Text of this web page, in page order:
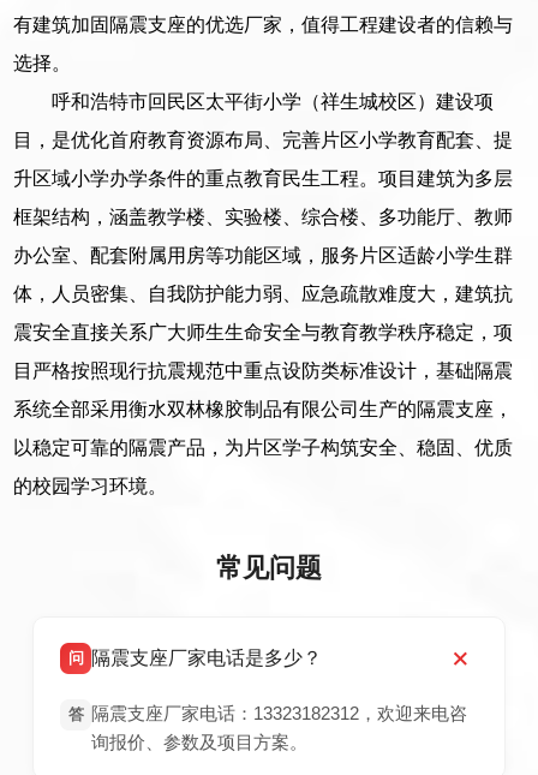
有建筑加固隔震支座的优选厂家，值得工程建设者的信赖与
选择。
呼和浩特市回民区太平街小学（祥生城校区）建设项
目，是优化首府教育资源布局、完善片区小学教育配套、提
升区域小学办学条件的重点教育民生工程。项目建筑为多层
框架结构，涵盖教学楼、实验楼、综合楼、多功能厅、教师
办公室、配套附属用房等功能区域，服务片区适龄小学生群
体，人员密集、自我防护能力弱、应急疏散难度大，建筑抗
震安全直接关系广大师生生命安全与教育教学秩序稳定，项
目严格按照现行抗震规范中重点设防类标准设计，基础隔震
系统全部采用衡水双林橡胶制品有限公司生产的隔震支座，
以稳定可靠的隔震产品，为片区学子构筑安全、稳固、优质
的校园学习环境。
常见问题
问 隔震支座厂家电话是多少？
答 隔震支座厂家电话：13323182312，欢迎来电咨
询报价、参数及项目方案。